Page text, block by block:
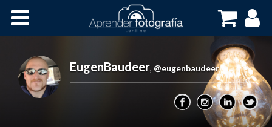
Cursos OnLine
EugenBaudeer, @eugenbaudeer